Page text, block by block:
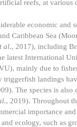
reefs, at
economic and
Caribbean Sea
al., 2017), including
latest International
mainly due to
landings
The species is
., 2019). Throughout
importance
ecology, such as